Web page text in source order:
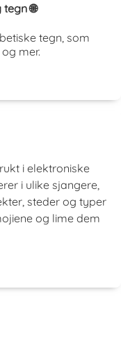
🌐
tegn, som
mer.
i elektroniske
i ulike sjangere,
steder og typer
og lime dem